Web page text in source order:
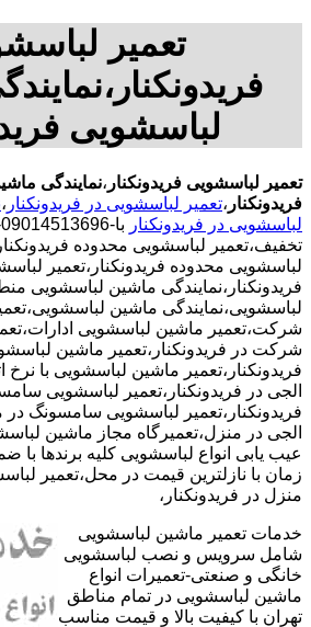
تعمیر
لباسشویی
تعمیر لباسشویی فریدونکنار ،نمایندگی
فریدونکنار ،تعمیر لباسشویی در فریدونکنار ،
لباسشویی در فریدونکنار
تخفیف،تعمیر لباسشویی محدوده
لباسشویی محدوده فریدونکنار،تعمیر
فریدونکنار،نمایندگی ماشین لباسشویی
لباسشویی،نمایندگی ماشین
شرکت،تعمیر ماشین لباسشویی
شرکت در فریدونکنار،تعمیر ماشین
فریدونکنار،تعمیر ماشین لباسشویی با نرخ
الجی در فریدونکنار،تعمیر لباسشویی
فریدونکنار،تعمیر لباسشویی سامسونگ
الجی در منزل،تعمیرگاه مجاز ماشین
عیب یابی انواع لباسشویی کلیه برندها
زمان با نازلترین قیمت در محل،تعمیر
منزل در فریدونکنار،
خدمات تعمیر ماشین لباسشویی
شامل سرویس و نصب لباسشویی
خانگی و صنعتی-تعمیرات انواع
ماشین لباسشویی در تمام مناطق
تهران با کیفیت بالا و قیمت مناسب